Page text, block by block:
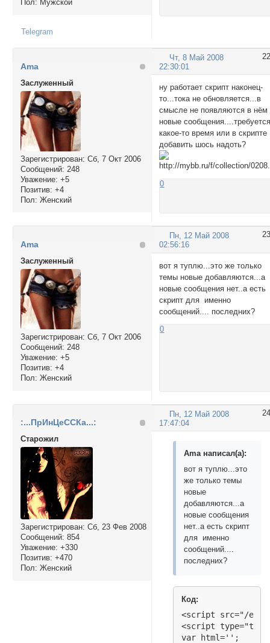
Пол: Мужской
Telegram
22
Чт, 8 Май 2008
22:30:01
Ama
Заслуженный
Зарегистрирован: Сб, 7 Окт 2006
Сообщений: 248
Уважение: +5
Позитив: +4
Пол: Женский
ну работает скрипт наконец-
то...тока не обновляется...в
смысле не появляются в нём
новые
какое-то время или в скрипте
добавить шось надоть?
0
23
Пн, 12 Май 2008
02:56:16
Ama
Заслуженный
Зарегистрирован: Сб, 7 Окт 2006
Сообщений: 248
Уважение: +5
Позитив: +4
Пол: Женский
вот я туплю...это же только
темы новые добавляются...а
новые сообщения нет..а есть
скрипт для именно
сообщений.... последних?
0
24
Пн, 12 Май 2008
17:47:04
:...ПрИнЦеССКа...:
Cтарожил
Зарегистрирован: Сб, 23 Фев 2008
Сообщений: 854
Уважение: +330
Позитив: +470
Пол: Женский
Ama написал(а):
вот я туплю...это
же только темы
новые
добавляются...а
новые сообщения
нет..а есть скрипт
для именно
сообщений....
последних?
Код:
<script src="/
<script
var html='';